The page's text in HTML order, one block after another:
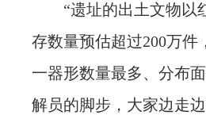
“遗址的出土文物以
存数量预估超过200万
一器形数量最多、分布
解员的脚步，大家边走